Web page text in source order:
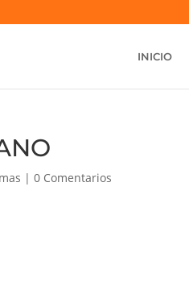
INICIO
|0 Comentarios